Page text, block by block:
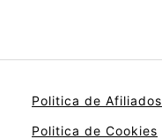
Politica de Afiliados
Politica de Cookies